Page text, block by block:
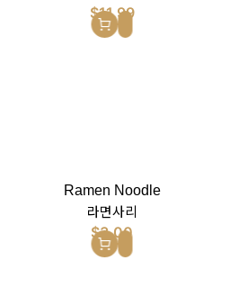
$11.99
Ramen Noodle
라면사리
$3.00